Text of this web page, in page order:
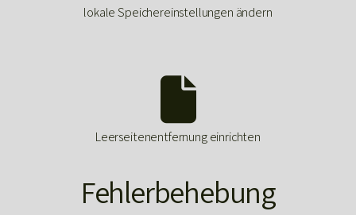
lokale Speichereinstellungen ändern

Leerseitenentfernung einrichten
Fehlerbehebung